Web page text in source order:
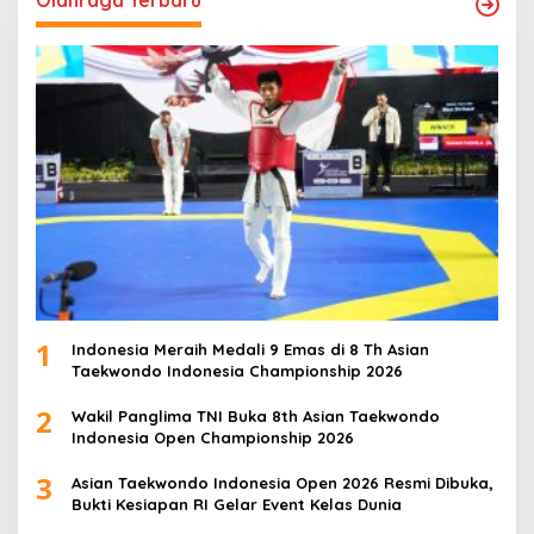
1
Indonesia Meraih Medali 9 Emas di 8 Th Asian
Taekwondo Indonesia Championship 2026
2
Wakil Panglima TNI Buka 8th Asian Taekwondo
Indonesia Open Championship 2026
3
Asian Taekwondo Indonesia Open 2026 Resmi Dibuka,
Bukti Kesiapan RI Gelar Event Kelas Dunia